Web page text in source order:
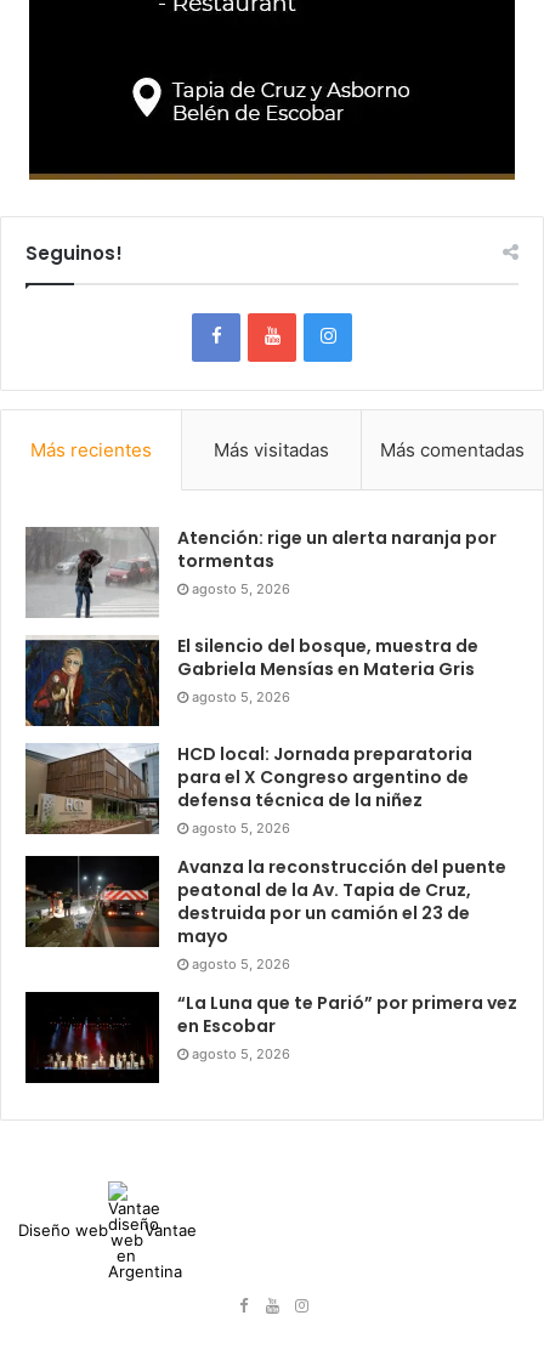
Seguinos!
Más recientes Más visitadas Más comentadas
Atención: rige un alerta naranja por
tormentas
agosto 5, 2026
El silencio del bosque, muestra de
Gabriela Mensías en Materia Gris
agosto 5, 2026
HCD local: Jornada preparatoria
para el X Congreso argentino de
defensa técnica de la niñez
agosto 5, 2026
Avanza la reconstrucción del puente
peatonal de la Av. Tapia de Cruz,
destruida por un camión el 23 de
mayo
agosto 5, 2026
“La Luna que te Parió” por primera vez
en Escobar
agosto 5, 2026
Diseño web Vantae